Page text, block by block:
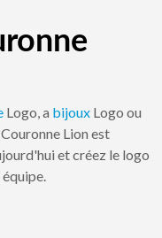
Logo, a bijoux Logo ou
Lion est
et créez le logo